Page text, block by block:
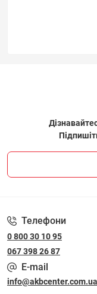
Телефони
0 800 30 10 95
067 398 26 87
E-mail
info@akbcenter.com.ua